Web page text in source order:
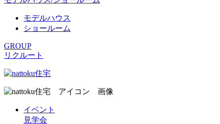
モデルハウス
ショールーム
GROUP
リクルート
イベント
見学会